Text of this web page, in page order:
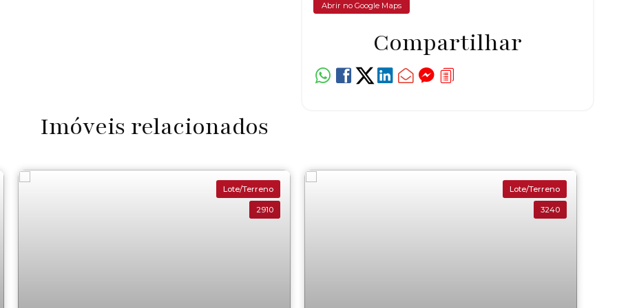
Abrir no Google Maps
Compartilhar
Imóveis relacionados
Lote/Terreno
2910
Lote/Terreno
3240